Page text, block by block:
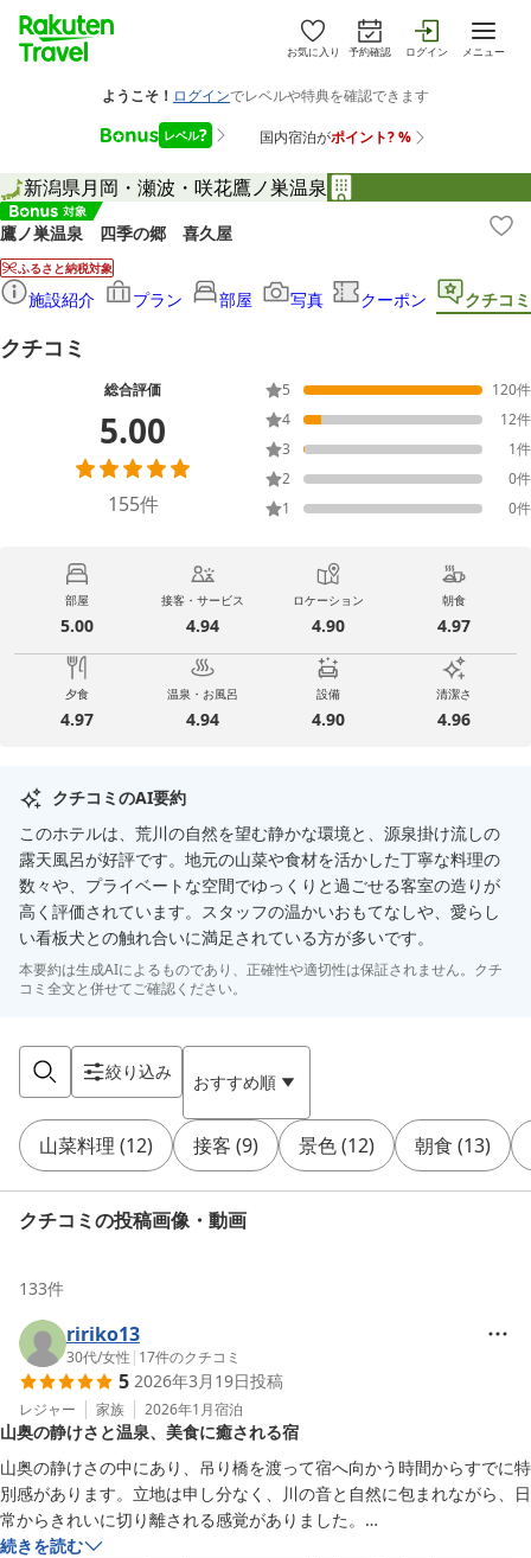
お気に入り 予約確認 ログイン メニュー
新潟県月岡・瀬波・咲花鷹ノ巣温泉
鷹ノ巣温泉 四季の郷 喜久屋
ふるさと納税対象
施設紹介 プラン 部屋 写真 クーポン クチコミ
クチコミ
総合評価
5.00
155件
5 120件
4
12件
3
1件
2
0件
1
0件
部屋
5.00
接客・サービス
4.94
ロケーション
4.90
朝食
4.97
夕食
4.97
温泉・お風呂
4.94
設備
4.90
清潔さ
4.96
クチコミのAI要約
このホテルは、荒川の自然を望む静かな環境と、源泉掛け流しの
露天風呂が好評です。地元の山菜や食材を活かした丁寧な料理の
数々や、プライベートな空間でゆっくりと過ごせる客室の造りが
高く評価されています。スタッフの温かいおもてなしや、愛らし
い看板犬との触れ合いに満足されている方が多いです。
本要約は生成AIによるものであり、正確性や適切性は保証されません。クチ
コミ全文と併せてご確認ください。
絞り込み おすすめ順
山菜料理 (12) 接客 (9) 景色(12) 朝食 (13)
クチコミの投稿画像・動画
133件
ririko13
30代/女性 | 17件のクチコミ
5 2026年3月19日投稿
レジャー 家族 2026年1月宿泊
山奥の静けさと温泉、美食に癒される宿
山奥の静けさの中にあり、吊り橋を渡って宿へ向かう時間からすでに特
別感があります。立地は申し分なく、川の音と自然に包まれながら、日
常からきれいに切り離される感覚がありました。
続きを読む